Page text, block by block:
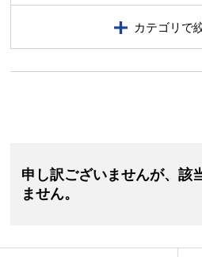
カテゴリで
申し訳ございませんが、該
ません。